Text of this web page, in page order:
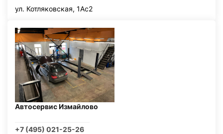
ул. Котляковская, 1Ас2
Автосервис Измайлово
+7 (495) 021-25-26